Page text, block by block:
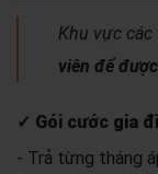
Khu vực
viên để
✓ Gói cước gia
- Trả từng tháng